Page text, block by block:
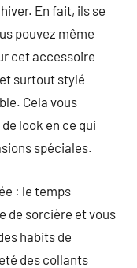
En fait, ils se
pouvez même
cet accessoire
surtout stylé
Cela vous
look en ce qui
spéciales.
: le temps
de sorcière et vous
habits de
des collants